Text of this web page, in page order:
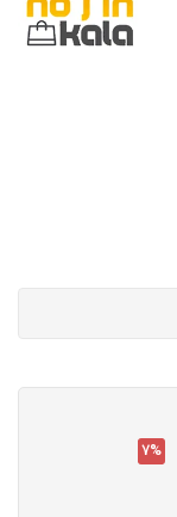
7%